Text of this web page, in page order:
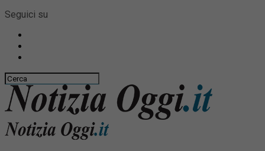
Seguici su